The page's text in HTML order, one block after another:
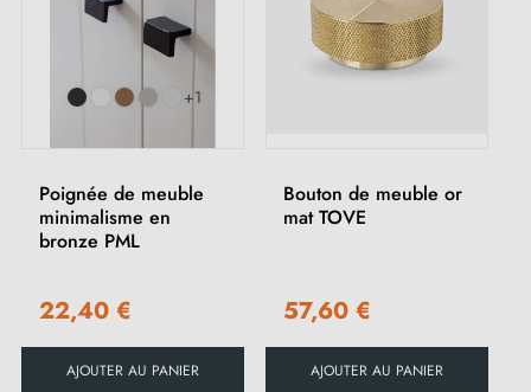
+1
Poignée de meuble
minimalisme en
bronze PML
22,40 €
AJOUTER AU PANIER
Bouton de meuble or
mat TOVE
57,60 €
AJOUTER AU PANIER